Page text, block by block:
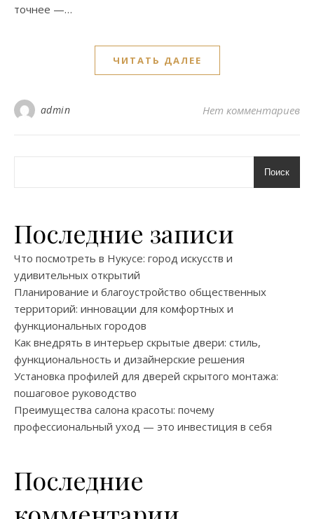
точнее —…
ЧИТАТЬ ДАЛЕЕ
admin Нет комментариев
Поиск
Последние записи
Что посмотреть в Нукусе: город искусств и
удивительных открытий
Планирование и благоустройство общественных
территорий: инновации для комфортных и
функциональных городов
Как внедрять в интерьер скрытые двери: стиль,
функциональность и дизайнерские решения
Установка профилей для дверей скрытого монтажа:
пошаговое руководство
Преимущества салона красоты: почему
профессиональный уход — это инвестиция в себя
Последние